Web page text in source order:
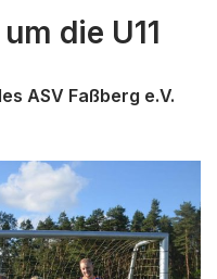
die U11
ASV Faßberg e.V.